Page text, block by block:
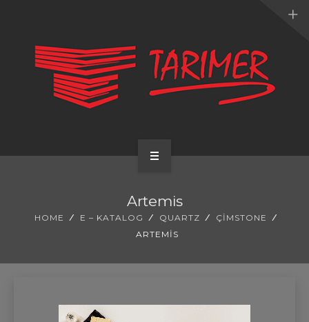
E-KATALOG
Artemis
HOME E – KATALOG QUARTZ
ÇIMSTONE
ARTEMIS